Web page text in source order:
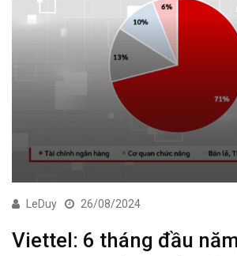
LeDuy 26/08/2024
Viettel: 6 tháng đầu